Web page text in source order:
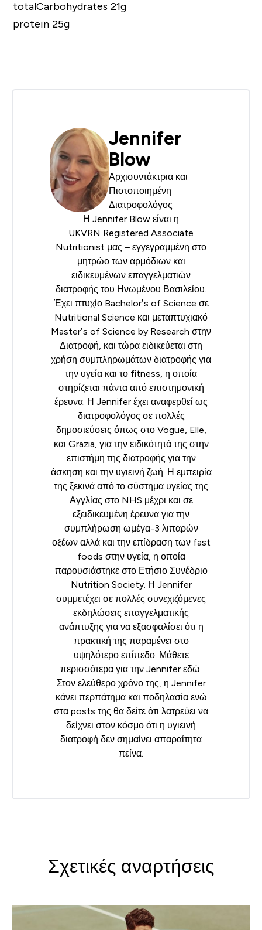
totalCarbohydrates 21g
protein 25g
Jennifer
Blow
Αρχισυντάκτρια και
Πιστοποιημένη
Διατροφολόγος
Η Jennifer Blow είναι η
UKVRN Registered Associate
Nutritionist μας – εγγεγραμμένη στο
μητρώο των αρμόδιων και
ειδικευμένων επαγγελματιών
διατροφής του Ηνωμένου Βασιλείου.
Έχει πτυχίο Bachelor’s of Science σε
Nutritional Science και μεταπτυχιακό
Master’s of Science by Research στην
Διατροφή, και τώρα ειδικεύεται στη
χρήση συμπληρωμάτων διατροφής για
την υγεία και το fitness, η οποία
στηρίζεται πάντα από επιστημονική
έρευνα. Η Jennifer έχει αναφερθεί ως
διατροφολόγος σε πολλές
δημοσιεύσεις όπως στο Vogue, Elle,
και Grazia, για την ειδικότητά της στην
επιστήμη της διατροφής για την
άσκηση και την υγιεινή ζωή. Η εμπειρία
της ξεκινά από το σύστημα υγείας της
Αγγλίας στο NHS μέχρι και σε
εξειδικευμένη έρευνα για την
συμπλήρωση ωμέγα-3 λιπαρών
οξέων αλλά και την επίδραση των fast
foods στην υγεία, η οποία
παρουσιάστηκε στο Ετήσιο Συνέδριο
Nutrition Society. Η Jennifer
συμμετέχει σε πολλές συνεχιζόμενες
εκδηλώσεις επαγγελματικής
ανάπτυξης για να εξασφαλίσει ότι η
πρακτική της παραμένει στο
υψηλότερο επίπεδο. Μάθετε
περισσότερα για την Jennifer εδώ
Στον ελεύθερο χρόνο της, η Jennifer
κάνει περπάτημα και ποδηλασία ενώ
στα posts της θα δείτε ότι λατρεύει να
δείχνει στον κόσμο ότι η υγιεινή
διατροφή δεν σημαίνει απαραίτητα
πείνα.
Σχετικές αναρτήσεις